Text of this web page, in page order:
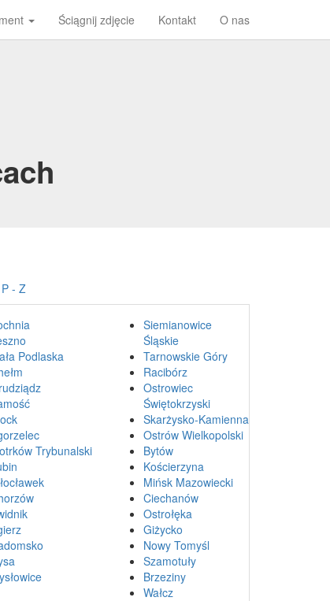
Ściągnij zdjęcie Kontakt O nas
P - Z
Podlaska
Trybunalski
Siemianowice
Śląskie
Tarnowskie Góry
Racibórz
Ostrowiec
Świętokrzyski
Skarżysko-Kamienna
Ostrów Wielkopolski
Bytów
Kościerzyna
Mińsk Mazowiecki
Ciechanów
Ostrołęka
Giżycko
Nowy Tomyśl
Szamotuły
Brzeziny
Wałcz